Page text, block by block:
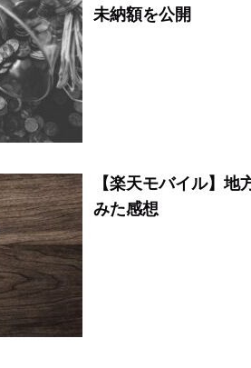
未納額を公開
【楽天モバイル】
みた感想